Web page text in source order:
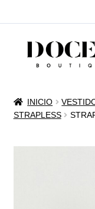
SALTAR
VENTA
REBAJAS
INICIO
STRAPLESS